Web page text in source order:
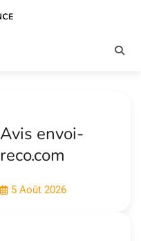
Avis envoi-
reco.com
5 Août 2026